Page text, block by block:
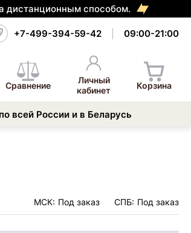
дистанционным способом.
+7-499-394-59-42 09:00-21:00
Сравнение
Личный
кабинет
Корзина
всей России и в Беларусь
МСК: Под заказ СПБ: Под заказ